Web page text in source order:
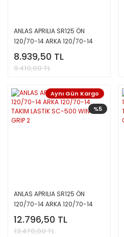
ANLAS APRILIA SR125 ÖN
120/70-14 ARKA 120/70-14
TAKIM LASTİK TOURNEE 2
8.939,50 TL
9.410,00 TL
Aynı Gün Kargo
%5
ANLAS APRILIA SR125 ÖN
120/70-14 ARKA 120/70-14
TAKIM LASTİK SC-500 WINTER
GRIP 2
12.796,50 TL
13.470,00 TL